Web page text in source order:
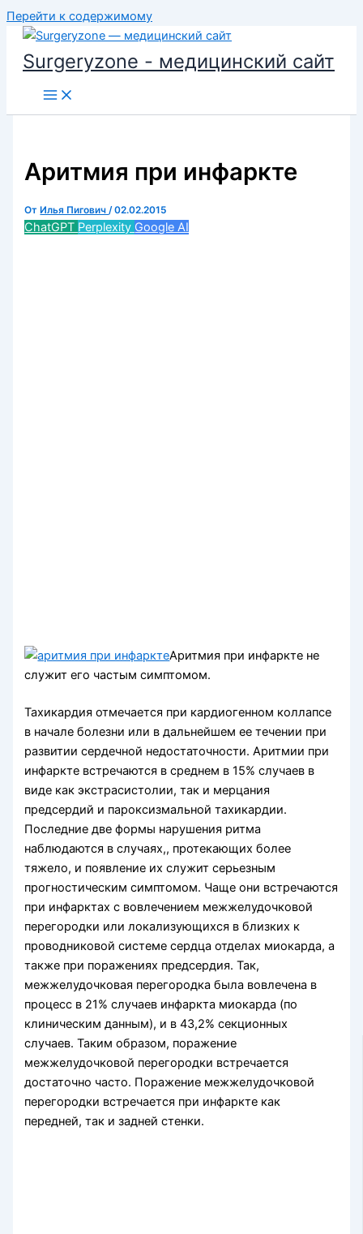
Перейти к содержимому
Surgeryzone - медицинский сайт
Аритмия при инфаркте
От Илья Пигович/02.02.2015
ChatGPT Perplexity Google AI
Аритмия при инфаркте не
служит его частым симптомом.
Тахикардия отмечается при кардиогенном коллапсе
в начале болезни или в дальнейшем ее течении при
развитии сердечной недостаточности. Аритмии при
инфаркте встречаются в среднем в 15% случаев в
виде как экстрасистолии, так и мерцания
предсердий и пароксизмальной тахикардии.
Последние две формы нарушения ритма
наблюдаются в случаях,, протекающих более
тяжело, и появление их служит серьезным
прогностическим симптомом. Чаще они встречаются
при инфарктах с вовлечением межжелудочковой
перегородки или локализующихся в близких к
проводниковой системе сердца отделах миокарда, а
также при поражениях предсердия. Так,
межжелудочковая перегородка была вовлечена в
процесс в 21% случаев инфаркта миокарда (по
клиническим данным), и в 43,2% секционных
случаев. Таким образом, поражение
межжелудочковой перегородки встречается
достаточно часто. Поражение межжелудочковой
перегородки встречается при инфаркте как
передней, так и задней стенки.